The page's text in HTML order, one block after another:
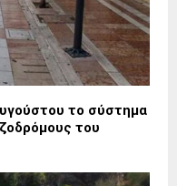
το σύστημα
του